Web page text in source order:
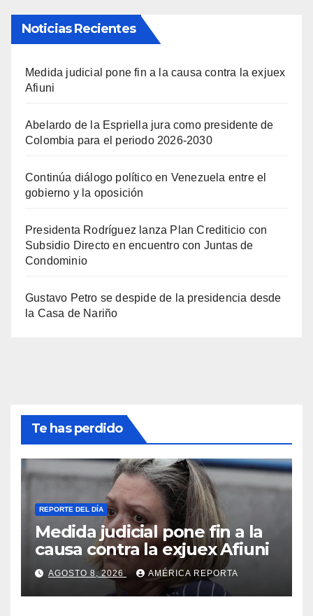
Noticias Recientes
Medida judicial pone fin a la causa contra la exjuex
Afiuni
Abelardo de la Espriella jura como presidente de
Colombia para el periodo 2026-2030
Continúa diálogo político en Venezuela entre el
gobierno y la oposición
Presidenta Rodríguez lanza Plan Crediticio con
Subsidio Directo en encuentro con Juntas de
Condominio
Gustavo Petro se despide de la presidencia desde
la Casa de Nariño
Te has perdido
REPORTE DEL DÍA
Medida judicial pone fin a la
causa contra la exjuex Afiuni
AGOSTO 8, 2026 AMÉRICA REPORTA